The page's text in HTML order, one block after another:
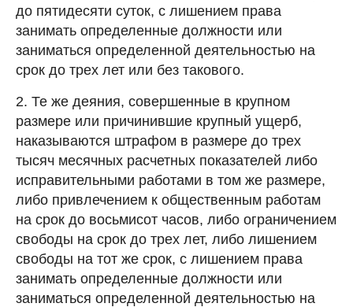
до пятидесяти суток, с лишением права
занимать определенные должности или
заниматься определенной деятельностью на
срок до трех лет или без такового.
2. Те же деяния, совершенные в крупном
размере или причинившие крупный ущерб,
наказываются штрафом в размере до трех
тысяч месячных расчетных показателей либо
исправительными работами в том же размере,
либо привлечением к общественным работам
на срок до восьмисот часов, либо ограничением
свободы на срок до трех лет, либо лишением
свободы на тот же срок, с лишением права
занимать определенные должности или
заниматься определенной деятельностью на